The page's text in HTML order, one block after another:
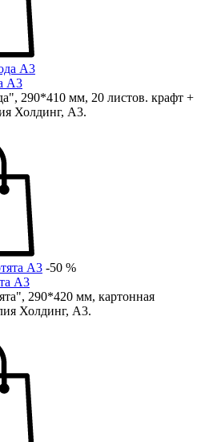
А3
290*410 мм, 20 листов. крафт +
Холдинг, А3.
-50 %
А3
290*420 мм, картонная
Холдинг, А3.